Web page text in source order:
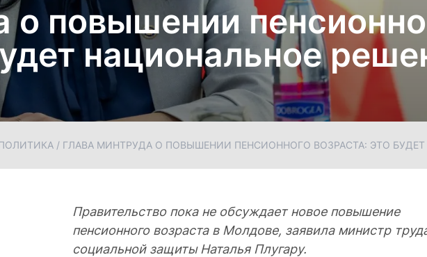
о повышении
национальное
/ ГЛАВА МИНТРУДА О ПОВЫШЕНИИ ПЕНСИОННОГО ВОЗРАСТА: ЭТО
Правительство пока не обсуждает новое повышение
пенсионного возраста в Молдове, заявила министр
социальной защиты Наталья Плугару.